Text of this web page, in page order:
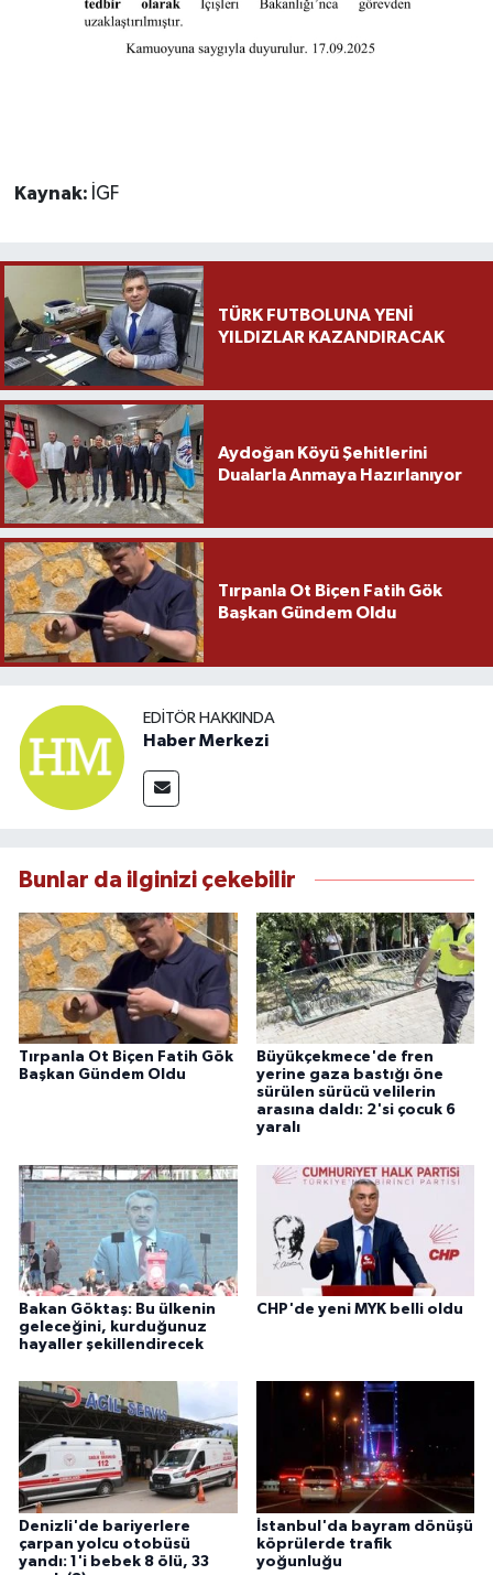
Kaynak: İGF
TÜRK FUTBOLUNA YENİ
YILDIZLAR KAZANDIRACAK
Aydoğan Köyü Şehitlerini
Dualarla Anmaya Hazırlanıyor
Tırpanla Ot Biçen Fatih Gök
Başkan Gündem Oldu
EDITÖR HAKKINDA
Haber Merkezi
Bunlar da ilginizi çekebilir
Tırpanla Ot Biçen Fatih Gök
Başkan Gündem Oldu
Büyükçekmece'de fren
yerine gaza bastığı öne
sürülen sürücü velilerin
arasına daldı: 2'si çocuk 6
yaralı
Bakan Göktaş: Bu ülkenin
geleceğini, kurduğunuz
hayaller şekillendirecek
CHP'de yeni MYK belli oldu
Denizli'de bariyerlere
çarpan yolcu otobüsü
yandı: 1'i bebek 8 ölü, 33
İstanbul'da bayram dönüşü
köprülerde trafik
yoğunluğu